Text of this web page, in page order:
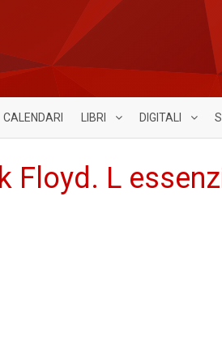
CALENDARI LIBRI DIGITALI
Floyd. L